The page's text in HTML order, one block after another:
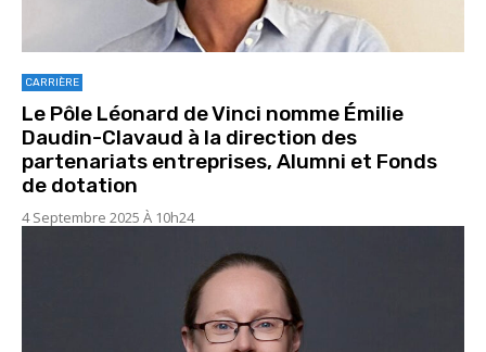
CARRIÈRE
Le Pôle Léonard de Vinci nomme Émilie
Daudin-Clavaud à la direction des
partenariats entreprises, Alumni et Fonds
de dotation
4 Septembre 2025 À 10h24